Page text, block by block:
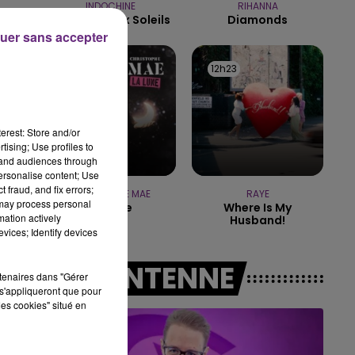
BEST OF
INDOCHINE
Les Nouveaux Soleils
RIHANNA
Diamonds
CHRISTOPHE MAE
La Lune
12h23
12h23
RAYE
Where Is My
Husband!
A L'ANTENNE
Store and/or
Use profiles to
audiences through
content; Use
fraud, and fix errors;
process personal
actively
Identify devices
dans "Gérer
que pour
cookies" situé en
sans accepter